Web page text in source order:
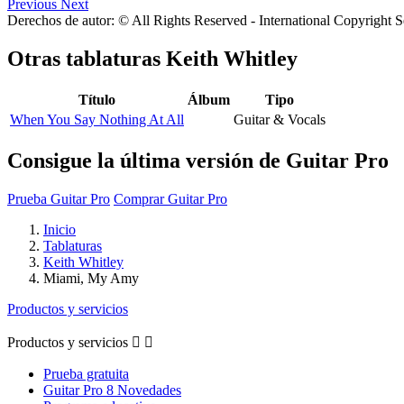
Previous Next
Derechos de autor: © All Rights Reserved - International Copyright
Otras tablaturas Keith Whitley
Título Álbum
Tipo
When You Say Nothing At All
Guitar & Vocals
Consigue la última versión de Guitar Pro
Prueba Guitar Pro Comprar Guitar Pro
Inicio
Tablaturas
Keith Whitley
Miami, My Amy
Productos y servicios
Productos y servicios  
Prueba gratuita
Guitar Pro 8 Novedades